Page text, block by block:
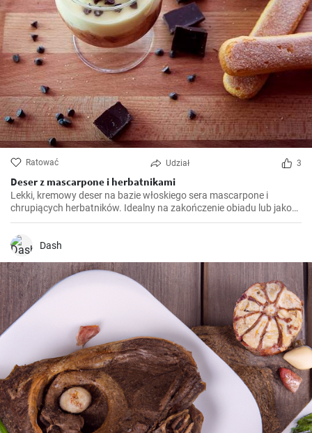
Ratować Udział 3
Deser z mascarpone i herbatnikami
Lekki, kremowy deser na bazie włoskiego sera mascarpone i
chrupiących herbatników. Idealny na zakończenie obiadu lub jako
słodki dodatek do popołudniowej kawy.
Dash